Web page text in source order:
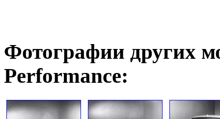
Фотографии других
Performance: